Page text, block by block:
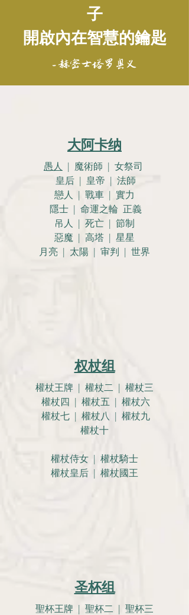
子
開啟內在智慧的鑰匙
- 赫密士塔罗奥义
大阿卡纳
愚人 | 魔術師 | 女祭司
皇后 | 皇帝 | 法師
戀人 | 戰車 | 實力
隱士 | 命運之輪 正義
吊人 | 死亡 | 節制
惡魔 | 高塔 | 星星
月亮 | 太陽 | 审判 | 世界
权杖组
權杖王牌 | 權杖二 | 權杖三
權杖四 | 權杖五 | 權杖六
權杖七 | 權杖八 | 權杖九
權杖十
權杖侍女 | 權杖騎士
權杖皇后 | 權杖國王
圣杯组
聖杯王牌 | 聖杯二 | 聖杯三